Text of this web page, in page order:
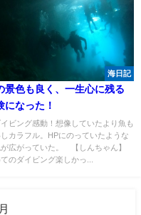
海日記
景色も良く、一生心に残る
になった！
ビング感動！想像していたより魚も
カラフル。HPにのっていたような
広がっていた。 【しんちゃん】
のダイビング楽しかっ...